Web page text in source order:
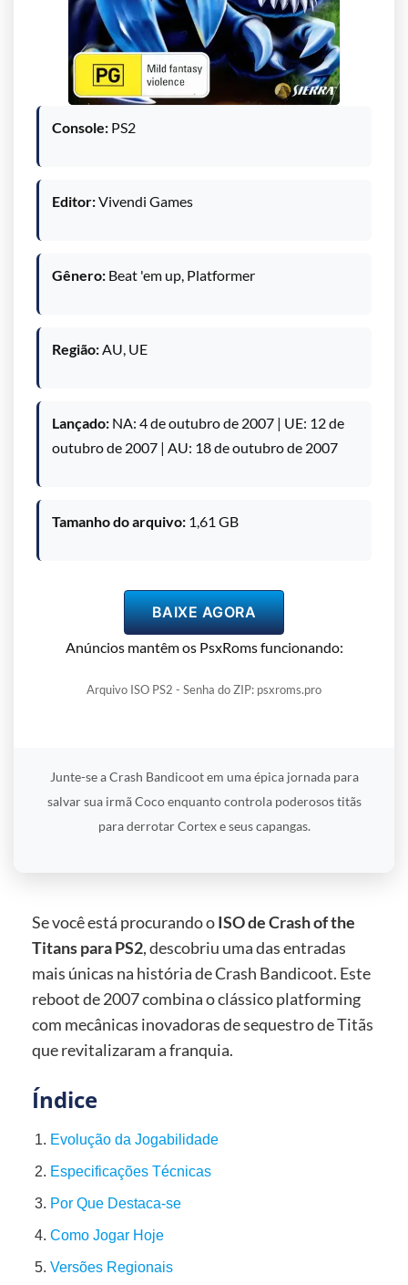
Console: PS2
Editor:Vivendi Games
Gênero: Beat 'em up, Platformer
Região:AU, UE
Lançado: NA: 4 de outubro de 2007 | UE: 12 de
outubro de 2007 | AU: 18 de outubro de 2007
Tamanho do arquivo: 1,61 GB
BAIXE AGORA
Anúncios mantêm os PsxRoms funcionando:
Arquivo ISO PS2 - Senha do ZIP: psxroms.pro
Junte-se a Crash Bandicoot em uma épica jornada para
salvar sua irmã Coco enquanto controla poderosos titãs
para derrotar Cortex e seus capangas.
Se você está procurando oISO de Crash of the
Titans para PS2, descobriu uma das entradas
mais únicas na história de Crash Bandicoot. Este
reboot de 2007 combina o clássico platforming
com mecânicas inovadoras de sequestro de Titãs
que revitalizaram a franquia.
Índice
Evolução da Jogabilidade
Especificações Técnicas
Por Que Destaca-se
Como Jogar Hoje
Versões Regionais